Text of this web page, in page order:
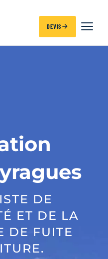
DEVIS
DE
ET DE LA
DE FUITE